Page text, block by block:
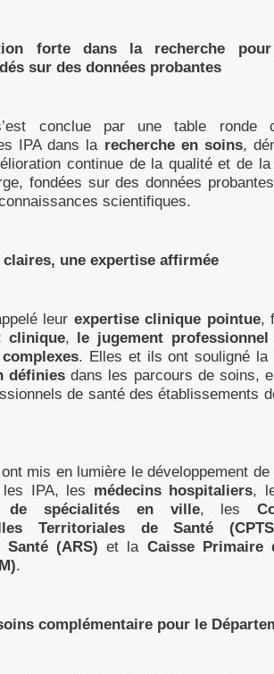
forte dans la recherche
sur des données probantes
conclue par une table ronde
IPA dans la recherche en soins,
continue de la qualité et de
fondées sur des données
scientifiques.
une expertise affirmée
leur expertise clinique pointue,
clinique, le jugement professionnel
. Elles et ils ont souligné la
définies dans les parcours de soins,
de santé des établissements
mis en lumière le développement de
les IPA, les médecins hospitaliers,
de spécialités en ville, les
Territoriales de Santé
Santé (ARS) et la Caisse Primaire
.
complémentaire pour le